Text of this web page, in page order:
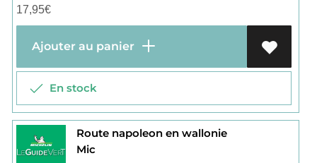
17,95€
Ajouter au panier
En stock
Route napoleon en wallonie
Mic